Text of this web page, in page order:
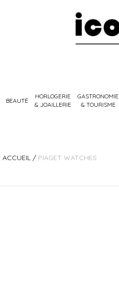
BEAUTÉ
HORLOGERIE
& JOAILLERIE
GASTRONOMIE
& TOURISME
ACCUEIL / PIAGET WATCHES